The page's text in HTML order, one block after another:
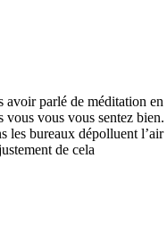
parlé de méditation
vous vous vous sentez bien.
les bureaux dépolluent
de cela